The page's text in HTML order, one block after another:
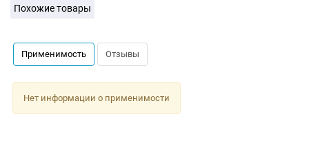
Похожие товары
Применимость Отзывы
Нет информации о применимости